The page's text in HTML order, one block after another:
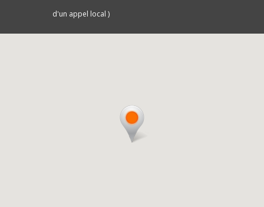
Saintes
d'un appel local )